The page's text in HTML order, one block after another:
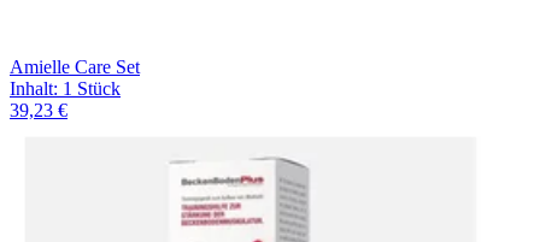
Amielle Care Set
Inhalt: 1 Stück
39,23 €